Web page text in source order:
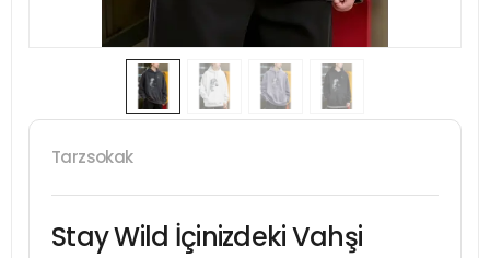
Tarzsokak
Stay Wild İçinizdeki Vahşi